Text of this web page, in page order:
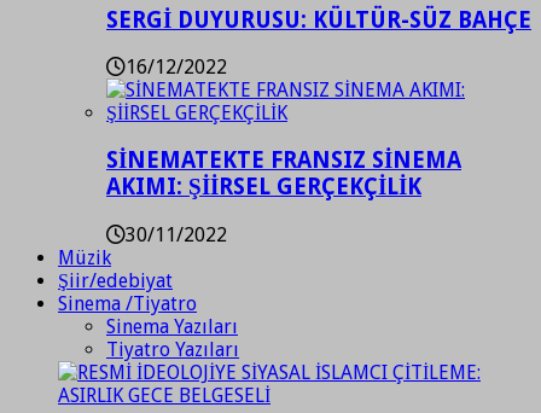
SERGİ DUYURUSU: KÜLTÜR-SÜZ BAHÇE
16/12/2022
SİNEMATEKTE FRANSIZ SİNEMA
AKIMI: ŞİİRSEL GERÇEKÇİLİK
30/11/2022
Müzik
Şiir/edebiyat
Sinema /Tiyatro
Sinema Yazıları
Tiyatro Yazıları